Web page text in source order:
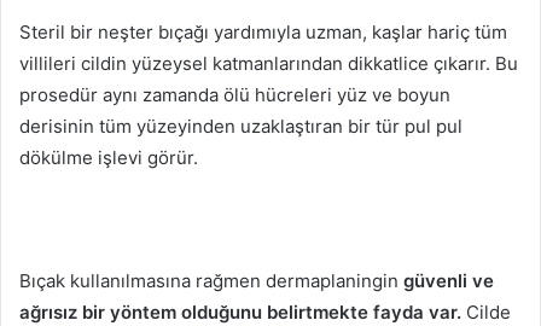
Steril bir neşter bıçağı yardımıyla uzman, kaşlar hariç tüm
villileri cildin yüzeysel katmanlarından dikkatlice çıkarır. Bu
prosedür aynı zamanda ölü hücreleri yüz ve boyun
derisinin tüm yüzeyinden uzaklaştıran bir tür pul pul
dökülme işlevi görür.
Bıçak kullanılmasına rağmen dermaplaningin güvenli ve
ağrısız bir yöntem olduğunu belirtmekte fayda var. Cilde